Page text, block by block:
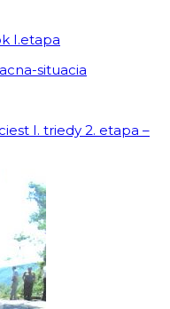
I.etapa
I. triedy 2. etapa –